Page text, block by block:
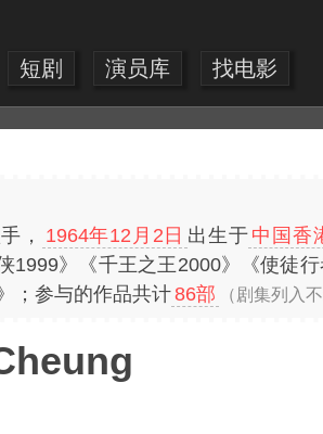
短剧 演员库 找电影
， 1964年12月2日 出生于 中国香
1999》《千王之王2000》《使徒
；参与的作品共计86部 （剧集列入